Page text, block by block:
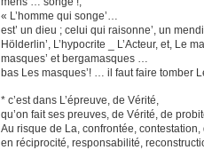
« L’homme qui songe’…
est’ un dieu ; celui qui raisonne’, un
Hölderlin’, L’hypocrite _ L’Acteur, et, Le
masques’ et bergamasques …
bas Les masques’! … il faut faire tomber
* c’est dans L’épreuve, de Vérité,
qu’on fait ses preuves, de Vérité, de
Au risque de La, confrontée,
en réciprocité, responsabilité,